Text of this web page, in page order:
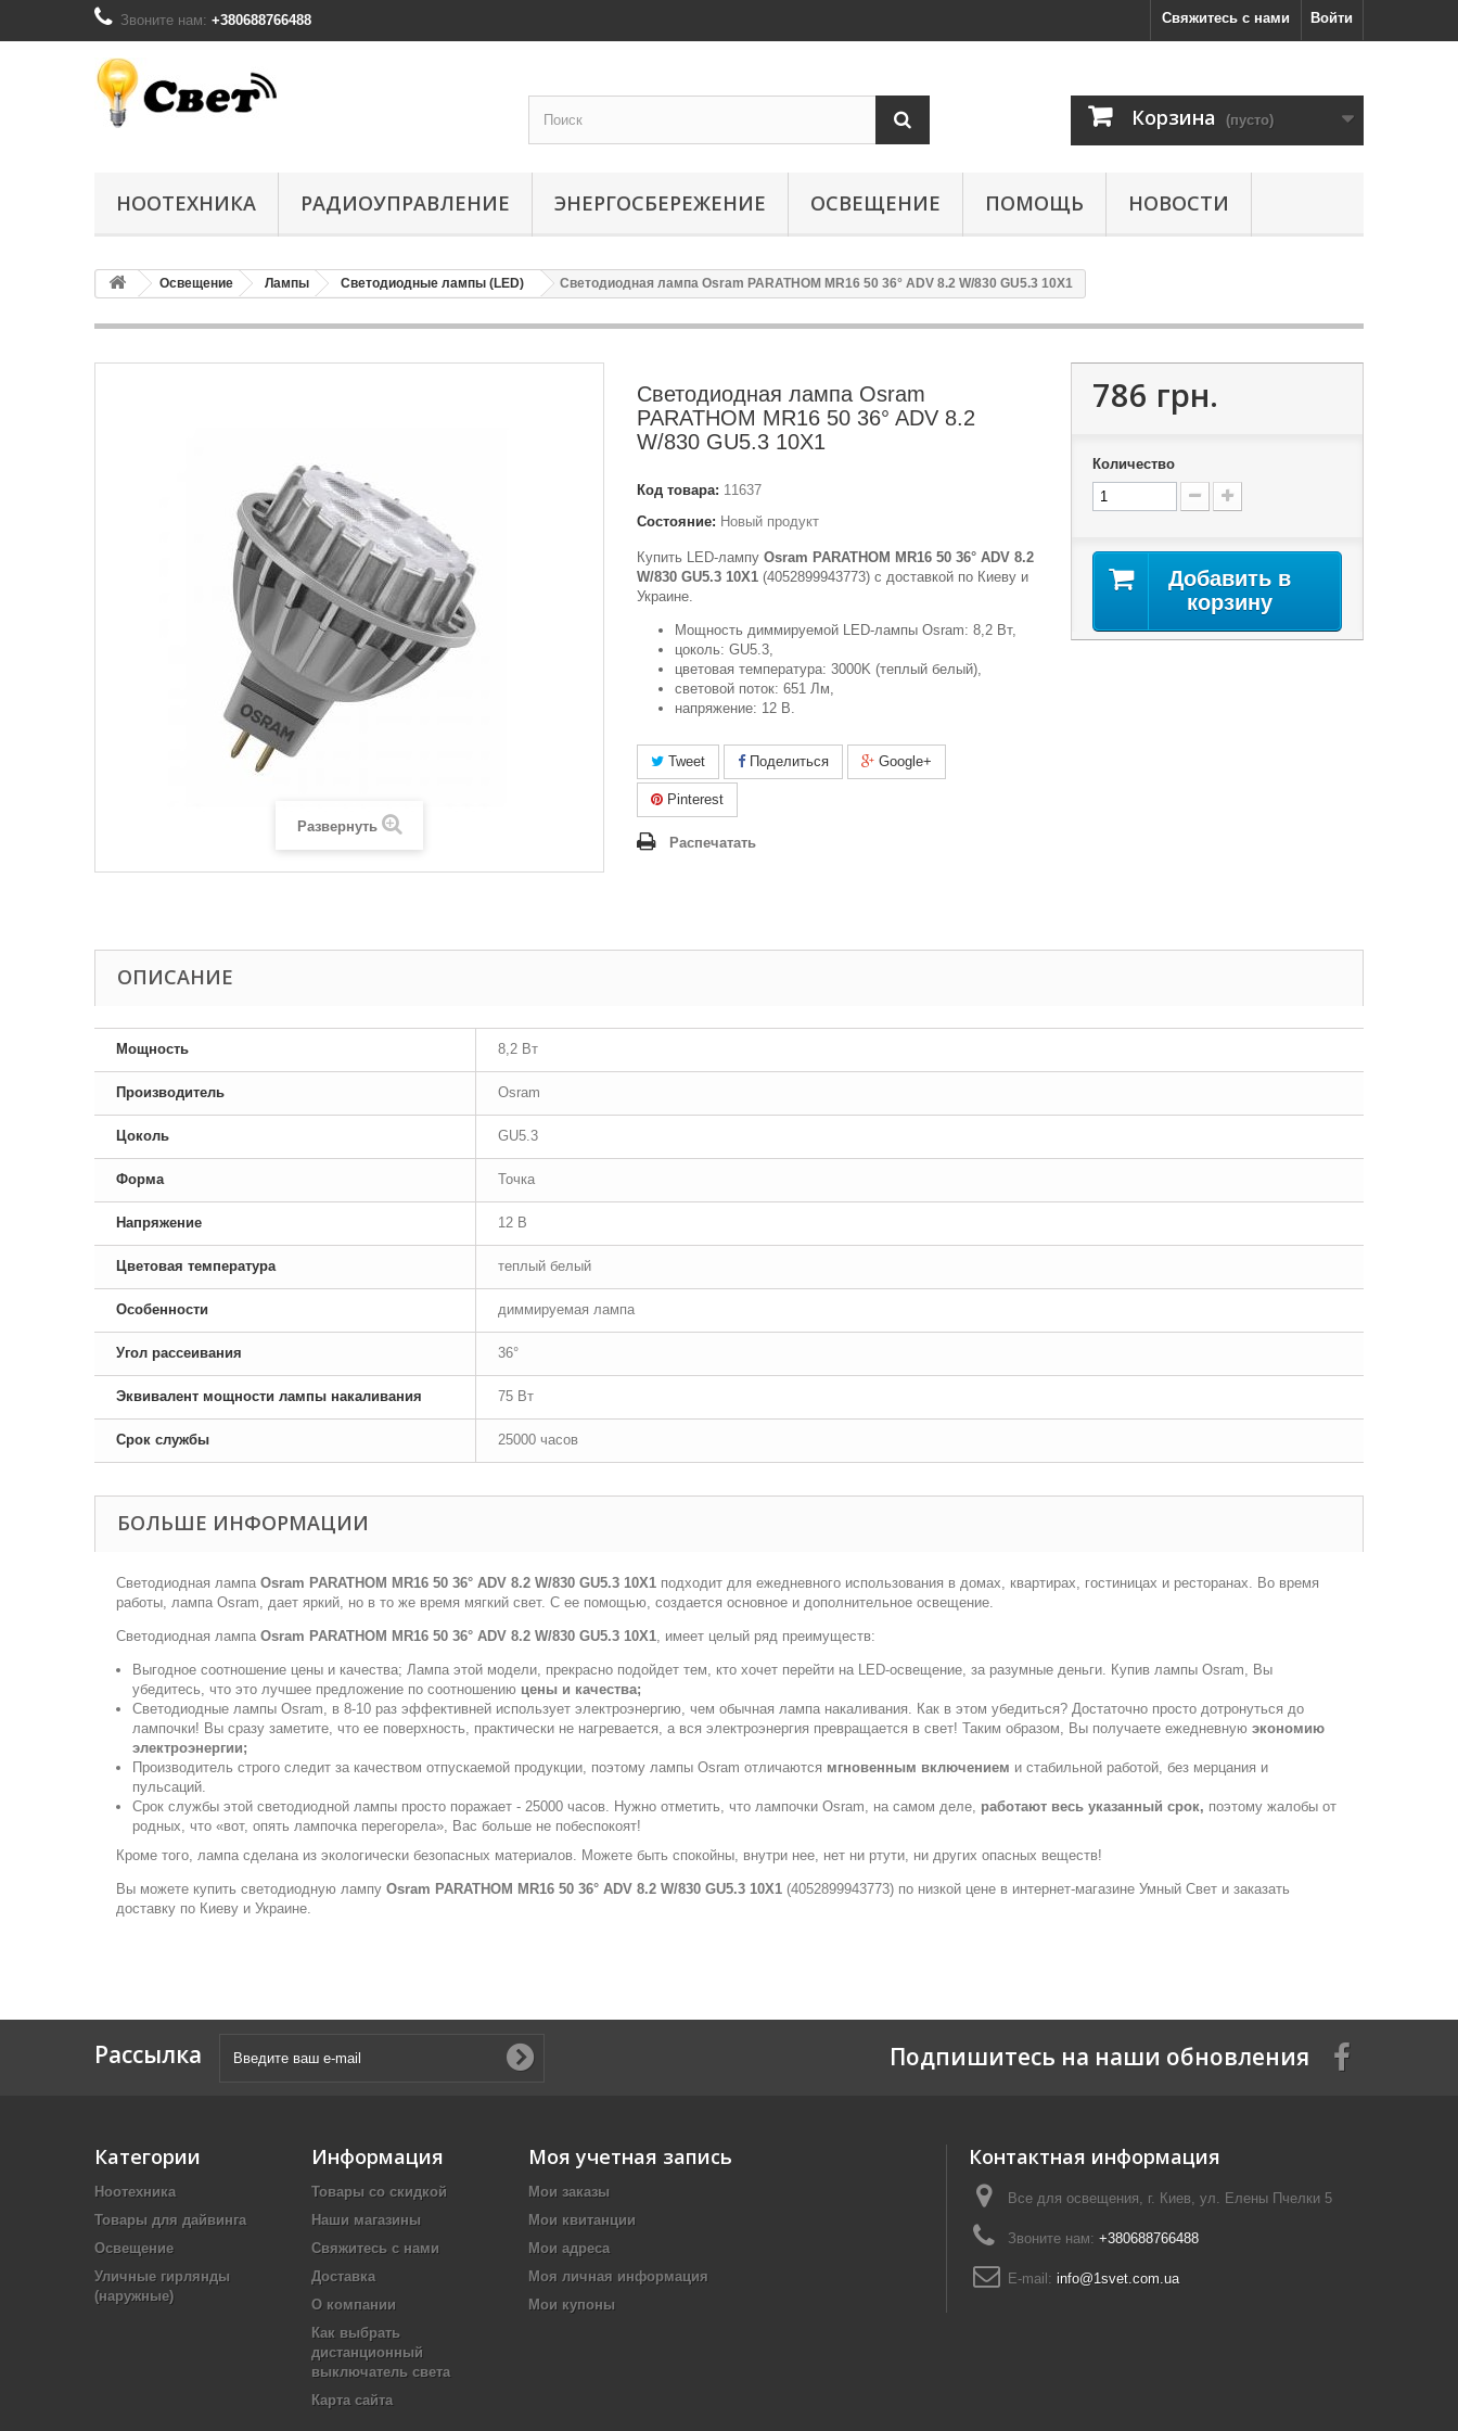
Войти
Свяжитесь с нами
Звоните нам: +380688766488
Корзина (пусто)
НООТЕХНИКА РАДИОУПРАВЛЕНИЕ ЭНЕРГОСБЕРЕЖЕНИЕ ОСВЕЩЕНИЕ ПОМОЩЬ НОВОСТИ
Освещение Лампы Светодиодные лампы (LED) Светодиодная лампа Osram PARATHOM MR16 50 36° ADV 8.2 W/830 GU5.3 10X1
Развернуть
Светодиодная лампа Osram
PARATHOM MR16 50 36° ADV 8.2
W/830 GU5.3 10X1
Код товара: 11637
Состояние: Новый продукт
Купить LED-лампу Osram PARATHOM MR16 50 36° ADV 8.2
W/830 GU5.3 10X1 (4052899943773) c доставкой по Киеву и
Украине.
Мощность диммируемой LED-лампы Osram: 8,2 Вт,
цоколь: GU5.3,
цветовая температура: 3000K (теплый белый),
световой поток: 651 Лм,
напряжение: 12 В.
Tweet Поделиться Google+
Pinterest
Распечатать
786 грн.
Количество
Добавить в
корзину
ОПИСАНИЕ
Мощность 8,2 Вт
Производитель Osram
Цоколь GU5.3
Форма Точка
Напряжение 12 В
Цветовая температура теплый белый
Особенности диммируемая лампа
Угол рассеивания 36°
Эквивалент мощности лампы накаливания 75 Вт
Срок службы 25000 часов
БОЛЬШЕ ИНФОРМАЦИИ
Светодиодная лампа Osram PARATHOM MR16 50 36° ADV 8.2 W/830 GU5.3 10X1 подходит для ежедневного использования в домах, квартирах, гостиницах и ресторанах. Во время
работы, лампа Osram, дает яркий, но в то же время мягкий свет. С ее помощью, создается основное и дополнительное освещение.
Светодиодная лампа Osram PARATHOM MR16 50 36° ADV 8.2 W/830 GU5.3 10X1, имеет целый ряд преимуществ:
Выгодное соотношение цены и качества; Лампа этой модели, прекрасно подойдет тем, кто хочет перейти на LED-освещение, за разумные деньги. Купив лампы Osram, Вы
убедитесь, что это лучшее предложение по соотношению цены и качества;
Светодиодные лампы Osram, в 8-10 раз эффективней использует электроэнергию, чем обычная лампа накаливания. Как в этом убедиться? Достаточно просто дотронуться до
лампочки! Вы сразу заметите, что ее поверхность, практически не нагревается, а вся электроэнергия превращается в свет! Таким образом, Вы получаете ежедневную экономию
электроэнергии;
Производитель строго следит за качеством отпускаемой продукции, поэтому лампы Osram отличаются мгновенным включением и стабильной работой, без мерцания и
пульсаций.
Срок службы этой светодиодной лампы просто поражает - 25000 часов. Нужно отметить, что лампочки Osram, на самом деле, работают весь указанный срок, поэтому жалобы от
родных, что «вот, опять лампочка перегорела», Вас больше не побеспокоят!
Кроме того, лампа сделана из экологически безопасных материалов. Можете быть спокойны, внутри нее, нет ни ртути, ни других опасных веществ!
Вы можете купить светодиодную лампу Osram PARATHOM MR16 50 36° ADV 8.2 W/830 GU5.3 10X1 (4052899943773) по низкой цене в интернет-магазине Умный Свет и заказать
доставку по Киеву и Украине.
Рассылка Подпишитесь на наши обновления
Категории
Ноотехника
Товары для дайвинга
Освещение
Уличные гирлянды
(наружные)
Информация
Товары со скидкой
Наши магазины
Свяжитесь с нами
Доставка
О компании
Как выбрать
дистанционный
выключатель света
Карта сайта
Моя учетная запись
Мои заказы
Мои квитанции
Мои адреса
Моя личная информация
Мои купоны
Контактная информация
Все для освещения, г. Киев, ул. Елены Пчелки 5
Звоните нам: +380688766488
E-mail: info@1svet.com.ua